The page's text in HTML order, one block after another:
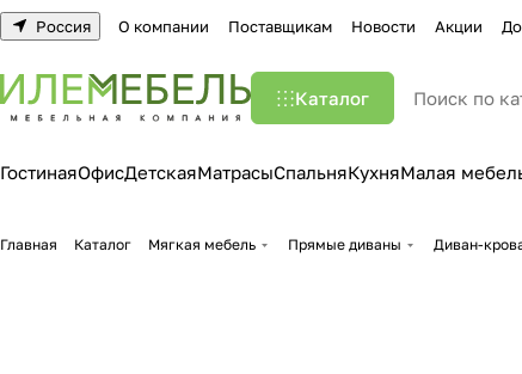
Россия О компании Поставщикам Новости Акции
Каталог
ГостинаяОфисДетскаяМатрасыСпальняКухняМалая
Главная Каталог Мягкая мебель Прямые диваны Диван-